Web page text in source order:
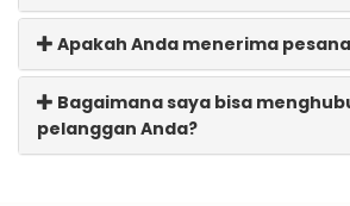
Apakah Anda menerima
Bagaimana saya bisa
pelanggan Anda?